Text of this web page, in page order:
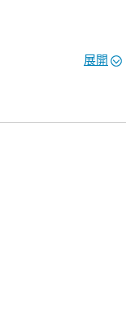
開啟了魔法學院冒險
雄「審判者傳奇」系
月，受邀與電玩公司
遊戲的快感動作經
忠實讀者引頸期盼已
資平臺專案獲得史上
展開